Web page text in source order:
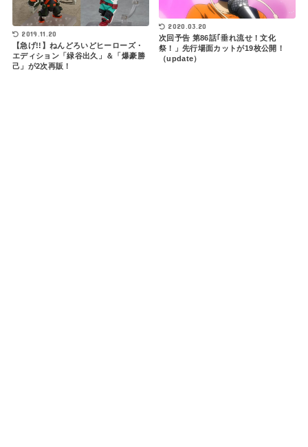
2019.11.20
【急げ!!】ねんどろいどヒーローズ・
エディション「緑谷出久」＆「爆豪勝
己」が2次再販！
2020.03.20
次回予告 第86話｢垂れ流せ！文化
祭！」先行場面カットが19枚公開！
（update）